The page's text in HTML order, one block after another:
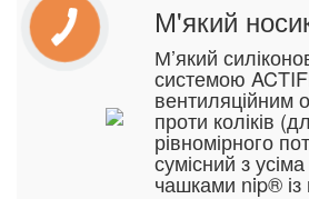
М'який
М’який
системою
вентиляційним
проти коліків
рівномірного
сумісний з
чашками nip®